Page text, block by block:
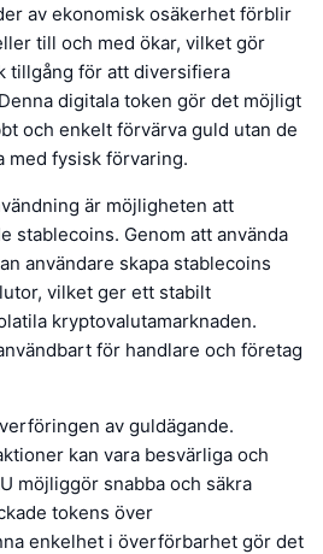
av ekonomisk osäkerhet förblir
till och med ökar, vilket gör
tillgång för att diversifiera
digitala token gör det möjligt
och enkelt förvärva guld utan de
med fysisk förvaring.
är möjligheten att
stablecoins. Genom att använda
användare skapa stablecoins
vilket ger ett stabilt
kryptovalutamarknaden.
för handlare och företag
av guldägande.
kan vara besvärliga och
möjliggör snabba och säkra
tokens över
enkelhet i överförbarhet gör det